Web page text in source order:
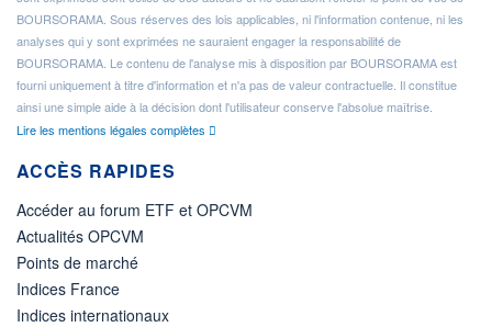
BOURSORAMA. Sous réserves des lois applicables, ni l'information contenue, ni les
analyses qui y sont exprimées ne sauraient engager la responsabilité de
BOURSORAMA. Le contenu de l'analyse mis à disposition par BOURSORAMA est
fourni uniquement à titre d'information et n'a pas de valeur contractuelle. Il constitue
ainsi une simple aide à la décision dont l'utilisateur conserve l'absolue maîtrise.
Lire les mentions légales complètes
ACCÈS RAPIDES
Accéder au forum ETF et OPCVM
Actualités OPCVM
Points de marché
Indices France
Indices internationaux